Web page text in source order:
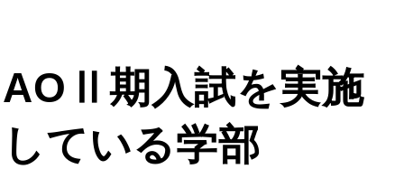
AOⅡ期入試を実施
している学部